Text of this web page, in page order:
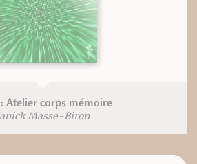
Atelier corps mémoire
Masse-Biron